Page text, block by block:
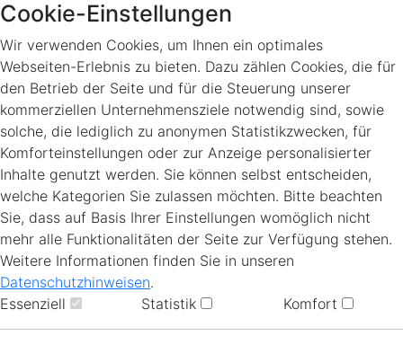
Cookie-Einstellungen
Wir verwenden Cookies, um Ihnen ein optimales
Webseiten-Erlebnis zu bieten. Dazu zählen Cookies, die für
den Betrieb der Seite und für die Steuerung unserer
kommerziellen Unternehmensziele notwendig sind, sowie
solche, die lediglich zu anonymen Statistikzwecken, für
Komforteinstellungen oder zur Anzeige personalisierter
Inhalte genutzt werden. Sie können selbst entscheiden,
welche Kategorien Sie zulassen möchten. Bitte beachten
Sie, dass auf Basis Ihrer Einstellungen womöglich nicht
mehr alle Funktionalitäten der Seite zur Verfügung stehen.
Weitere Informationen finden Sie in unseren
Datenschutzhinweisen.
Essenziell
Statistik Komfort